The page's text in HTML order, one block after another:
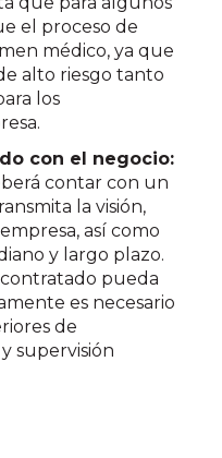
el proceso de
médico, ya que
alto riesgo tanto
los
con el negocio:
contar con un
la visión,
así como
y largo plazo.
pueda
es necesario
de
supervisión